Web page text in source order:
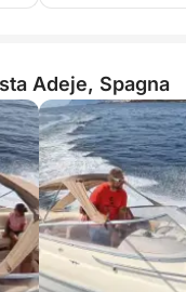
Adeje, Spagna